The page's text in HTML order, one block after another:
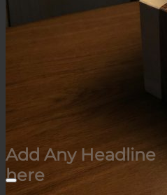
Add Any Headline
here